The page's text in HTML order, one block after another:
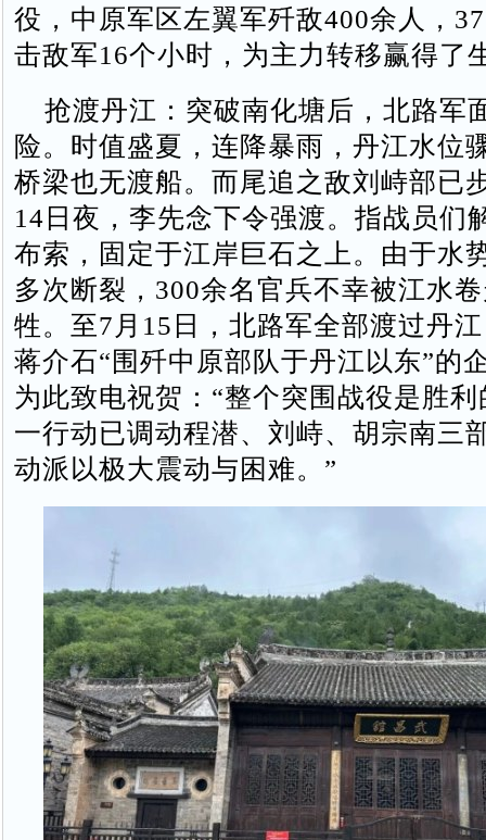
役，中原军区左翼军歼敌400余人，
击敌军16个小时，为主力转移赢得了
抢渡丹江：突破南化塘后，北路军
险。时值盛夏，连降暴雨，丹江水位
桥梁也无渡船。而尾追之敌刘峙部已
14日夜，李先念下令强渡。指战员们
布索，固定于江岸巨石之上。由于水
多次断裂，300余名官兵不幸被江水
牲。至7月15日，北路军全部渡过丹
蒋介石“围歼中原部队于丹江以东”的
为此致电祝贺：“整个突围战役是胜
一行动已调动程潜、刘峙、胡宗南三
动派以极大震动与困难。”